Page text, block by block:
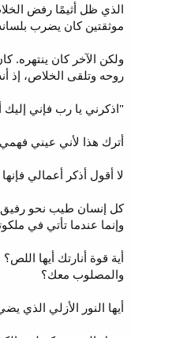
الذي ظل أثيمًا رفض
موثقتين كان يضرب
ولكن الآخر كان ينتهره.
روحه وتلقى الخلاص، إذ
"اذكرني يا رب فإني
أترك هذا لأني عيني
لا أقول أذكر أعمالي
كل إنسان طيب نحو رفيق
وإنما عندما تأتي في
أية قوة أنارتك أيها
والمصلوب معك؟
أيها النور الأزلي الذي